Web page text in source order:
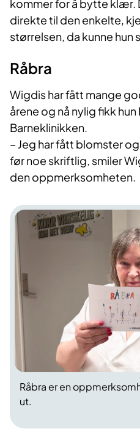
kommer for å bytte klær.
direkte til den enkelte,
størrelsen, da kunne hun
Råbra
Wigdis har fått mange
årene og nå nylig fikk hun
Barneklinikken.
– Jeg har fått blomster
før noe skriftlig, smiler
den oppmerksomheten.
Råbra er en
ut.